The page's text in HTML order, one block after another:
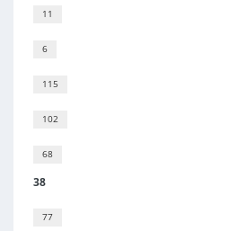
11
6
115
102
68
38
77